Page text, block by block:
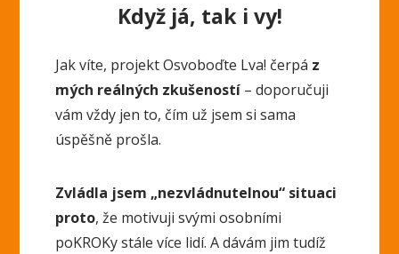
Když já, tak i vy!
Jak víte, projekt Osvoboďte Lva! čerpá z
mých reálných zkušeností – doporučuji
vám vždy jen to, čím už jsem si sama
úspěšně prošla.
Zvládla jsem „nezvládnutelnou“ situaci
proto, že motivuji svými osobními
poKROKy stále více lidí. A dávám jim tudíž